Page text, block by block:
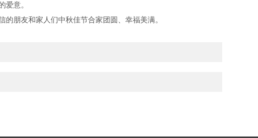
爱意。
朋友和家人们中秋佳节合家团圆、幸福美满。